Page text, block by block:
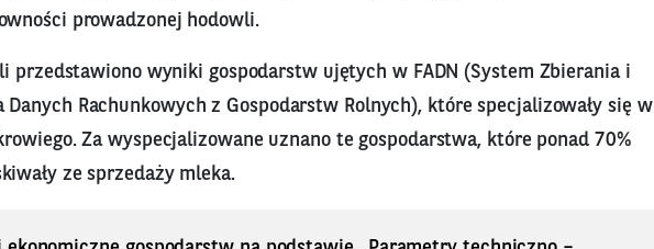
prowadzonej hodowli.
przedstawiono wyniki gospodarstw ujętych w FADN (System Zbierania i
Rachunkowych z Gospodarstw Rolnych), które specjalizowały się w
Za wyspecjalizowane uznano te gospodarstwa, które ponad 70%
ze sprzedaży mleka.